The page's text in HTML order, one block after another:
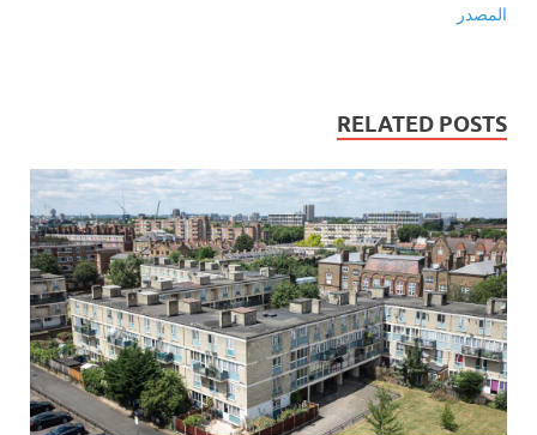
المصدر
RELATED POSTS